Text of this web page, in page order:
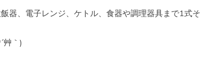
器、電子レンジ、ケトル、食器や調理器具まで1式そ
艸｀)